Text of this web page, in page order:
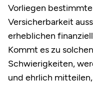
Vorliegen
Versicherbarkeit
erheblichen
Kommt es zu
Schwierigkeiten,
und ehrlich